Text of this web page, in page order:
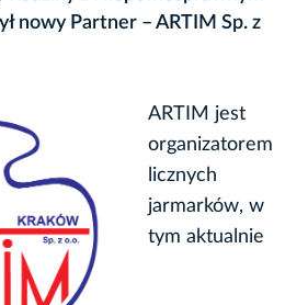
nowy Partner – ARTIM Sp. z
ARTIM jest
organizatorem
licznych
jarmarków, w
tym aktualnie